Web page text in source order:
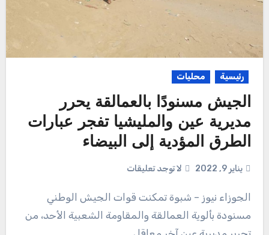
رئيسية محليات
الجيش مسنودًا بالعمالقة يحرر
مديرية عين والمليشيا تفجر عبارات
الطرق المؤدية إلى البيضاء
يناير 9, 2022 لا توجد تعليقات
مسنودة بألوية العمالقة والمقاومة الشعبية الأحد، من